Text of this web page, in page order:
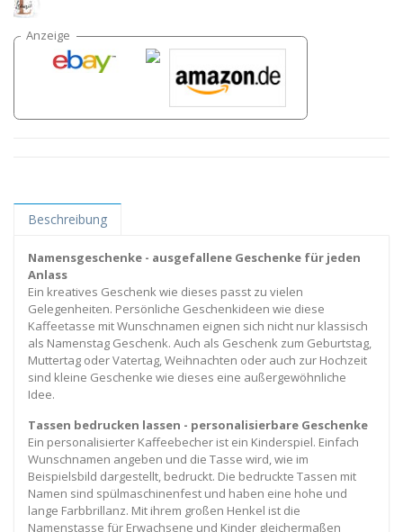
Beschreibung
Namensgeschenke - ausgefallene Geschenke für jeden
Anlass
Ein kreatives Geschenk wie dieses passt zu vielen
Gelegenheiten. Persönliche Geschenkideen wie diese
Kaffeetasse mit Wunschnamen eignen sich nicht nur klassisch
als Namenstag Geschenk. Auch als Geschenk zum Geburtstag,
Muttertag oder Vatertag, Weihnachten oder auch zur Hochzeit
sind kleine Geschenke wie dieses eine außergewöhnliche
Idee.
Tassen bedrucken lassen - personalisierbare Geschenke
Ein personalisierter Kaffeebecher ist ein Kinderspiel. Einfach
Wunschnamen angeben und die Tasse wird, wie im
Beispielsbild dargestellt, bedruckt. Die bedruckte Tassen mit
Namen sind spülmaschinenfest und haben eine hohe und
lange Farbbrillanz. Mit ihrem großen Henkel ist die
Namenstasse für Erwachsene und Kinder gleichermaßen